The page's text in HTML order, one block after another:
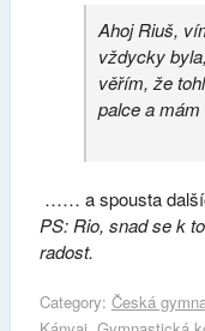
Ahoj Riuš,
vždycky
věřím, že
palce a
…… a spousta
PS: Rio, snad se k
radost.
Category: Česká